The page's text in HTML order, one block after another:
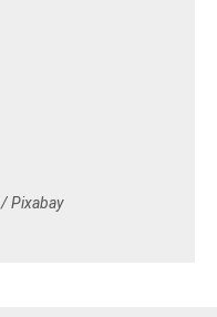
/ Pixabay